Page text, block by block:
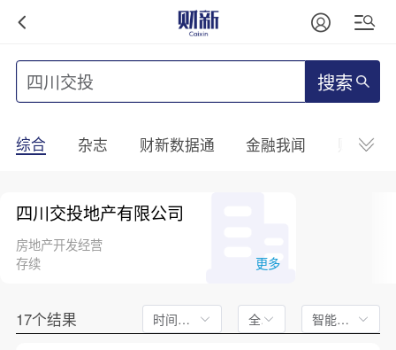
搜索
综合 杂志 财新数据通 金融我闻 财新
四川交投地产有限公司
房地产开发经营
存续
更多
17个结果 时间不限 全文 智能排序